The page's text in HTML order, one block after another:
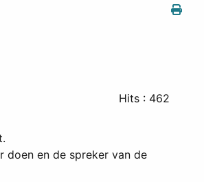
Hits : 462
doen en de spreker van de